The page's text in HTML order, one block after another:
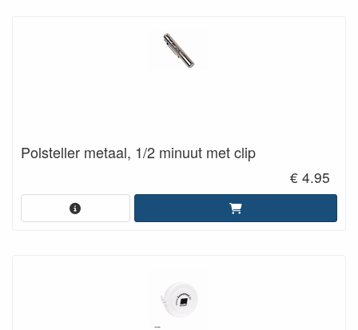
Polsteller metaal, 1/2 minuut met clip
€ 4.95